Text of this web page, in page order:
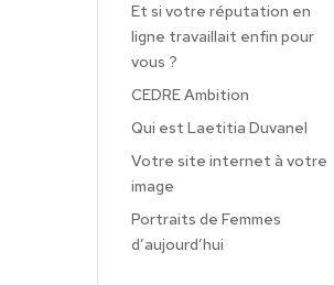
Et si votre réputation en
ligne travaillait enfin pour
vous ?
CEDRE Ambition
Qui est Laetitia Duvanel
Votre site internet à votre
image
Portraits de Femmes
d’aujourd’hui